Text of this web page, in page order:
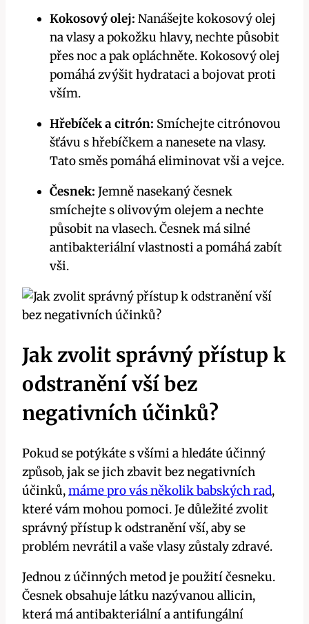
Kokosový olej: Nanášejte kokosový olej
na vlasy a⁤ pokožku hlavy, nechte působit
přes noc a pak opláchněte. Kokosový olej
pomáhá zvýšit hydrataci a bojovat proti
vším.
Hřebíček a citrón: Smíchejte citrónovou‍
šťávu ‍s hřebíčkem a nanesete na vlasy.⁣
Tato ‌směs pomáhá eliminovat vši a‍ vejce.
Česnek: Jemně nasekaný česnek
smíchejte s olivovým olejem a nechte
působit na vlasech. Česnek má silné
antibakteriální vlastnosti a pomáhá zabít
vši.
Jak⁣ zvolit správný přístup ‍k
odstranění vší bez
negativních účinků?
Pokud se potýkáte s všími a hledáte účinný
způsob, jak se jich zbavit⁣ bez negativních
účinků,máme pro vás několik babských rad,
které vám mohou pomoci. Je ⁤důležité zvolit
správný přístup k‌ odstranění vší, aby se
problém nevrátil a vaše vlasy zůstaly zdravé.
Jednou z účinných metod je použití česneku.
Česnek obsahuje‍ látku nazývanou allicin,
která má antibakteriální a antifungální